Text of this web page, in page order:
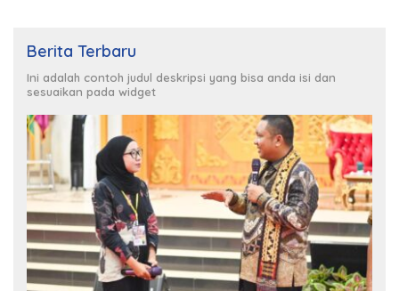
Berita Terbaru
Ini adalah contoh judul deskripsi yang bisa anda isi dan
sesuaikan pada widget